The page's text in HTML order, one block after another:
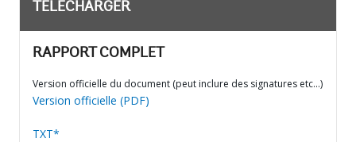
TÉLÉCHARGER
RAPPORT COMPLET
Version officielle du document (peut inclure des signatures etc…)
Version officielle (PDF)
TXT*